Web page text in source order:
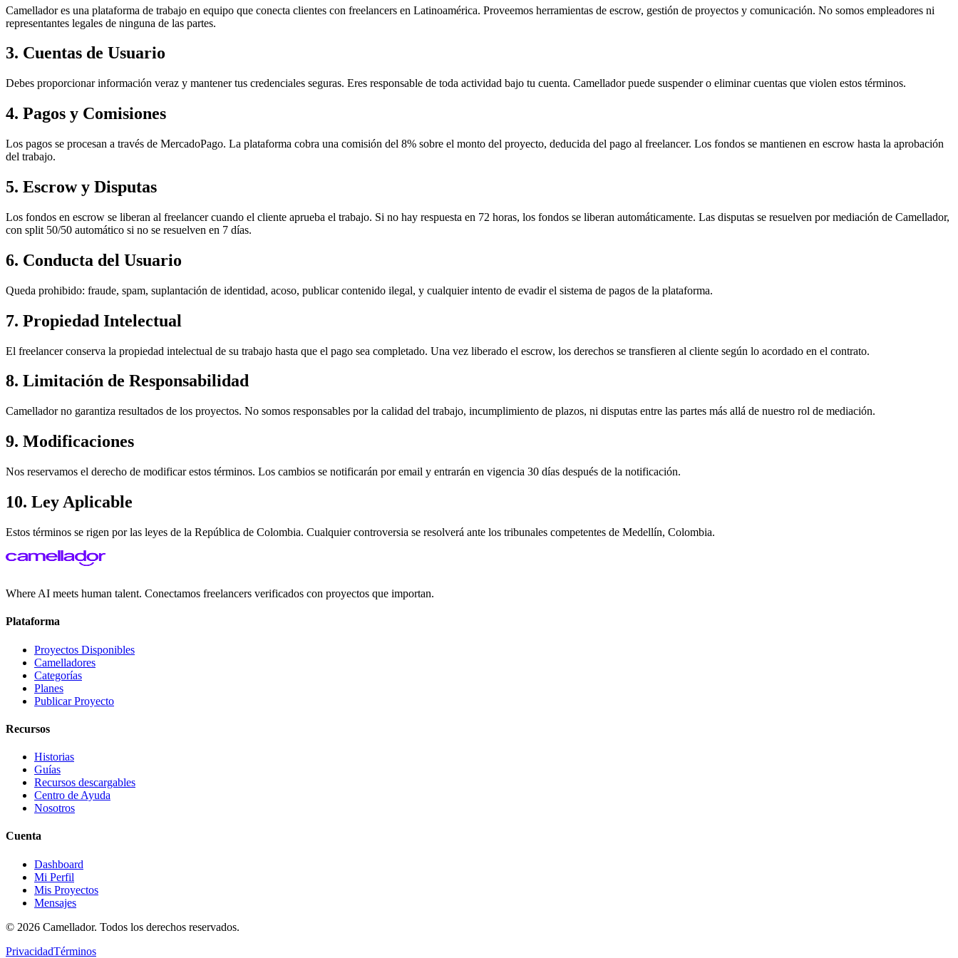
Camellador es una plataforma de trabajo en equipo que conecta clientes con freelancers en Latinoamérica. Proveemos herramientas de escrow, gestión de proyectos y comunicación. No somos empleadores ni
representantes legales de ninguna de las partes.
3. Cuentas de Usuario
Debes proporcionar información veraz y mantener tus credenciales seguras. Eres responsable de toda actividad bajo tu cuenta. Camellador puede suspender o eliminar cuentas que violen estos términos.
4. Pagos y Comisiones
Los pagos se procesan a través de MercadoPago. La plataforma cobra una comisión del 8% sobre el monto del proyecto, deducida del pago al freelancer. Los fondos se mantienen en escrow hasta la aprobación
del trabajo.
5. Escrow y Disputas
Los fondos en escrow se liberan al freelancer cuando el cliente aprueba el trabajo. Si no hay respuesta en 72 horas, los fondos se liberan automáticamente. Las disputas se resuelven por mediación de Camellador,
con split 50/50 automático si no se resuelven en 7 días.
6. Conducta del Usuario
Queda prohibido: fraude, spam, suplantación de identidad, acoso, publicar contenido ilegal, y cualquier intento de evadir el sistema de pagos de la plataforma.
7. Propiedad Intelectual
El freelancer conserva la propiedad intelectual de su trabajo hasta que el pago sea completado. Una vez liberado el escrow, los derechos se transfieren al cliente según lo acordado en el contrato.
8. Limitación de Responsabilidad
Camellador no garantiza resultados de los proyectos. No somos responsables por la calidad del trabajo, incumplimiento de plazos, ni disputas entre las partes más allá de nuestro rol de mediación.
9. Modificaciones
Nos reservamos el derecho de modificar estos términos. Los cambios se notificarán por email y entrarán en vigencia 30 días después de la notificación.
10. Ley Aplicable
Estos términos se rigen por las leyes de la República de Colombia. Cualquier controversia se resolverá ante los tribunales competentes de Medellín, Colombia.
Where AI meets human talent. Conectamos freelancers verificados con proyectos que importan.
Plataforma
Proyectos Disponibles
Camelladores
Categorías
Planes
Publicar Proyecto
Recursos
Historias
Guías
Recursos descargables
Centro de Ayuda
Nosotros
Cuenta
Dashboard
Mi Perfil
Mis Proyectos
Mensajes
© 2026 Camellador. Todos los derechos reservados.
PrivacidadTérminos